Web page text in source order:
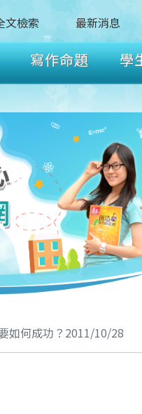
文檢索 最新消息
寫作命題 學
如何成功？2011/10/28